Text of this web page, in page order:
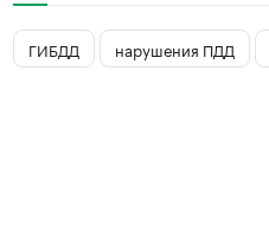
ГИБДД нарушения ПДД